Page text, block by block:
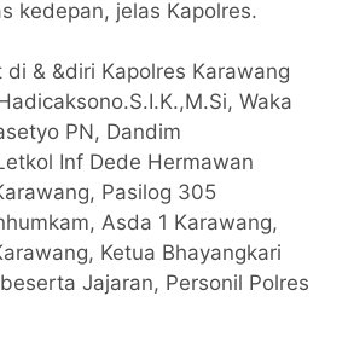
kedepan, jelas Kapolres.
& &diri Kapolres Karawang
Waka
PN, Dandim
Inf Dede Hermawan
Pasilog 305
Asda 1 Karawang,
Ketua Bhayangkari
Jajaran, Personil Polres